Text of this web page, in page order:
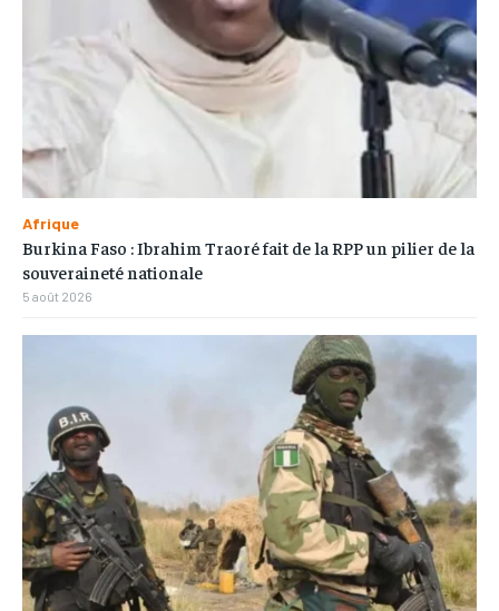
Afrique
Burkina Faso : Ibrahim Traoré fait de la RPP un pilier de la
souveraineté nationale
5 août 2026